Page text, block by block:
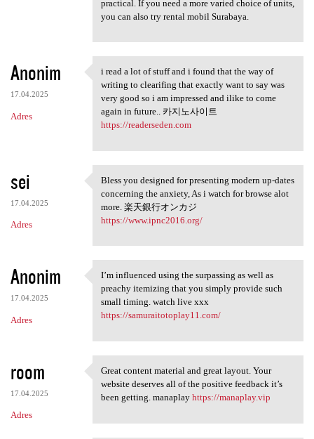
practical. If you need a more varied choice of units,
you can also try rental mobil Surabaya.
Anonim
17.04.2025
Adres
i read a lot of stuff and i
i read a lot of stuff and i found that the way of
writing to clearifing that exactly want to say was
very good so i am impressed and ilike to come
again in future.. 카지노사이트
https://readerseden.com
sei
17.04.2025
Adres
Bless you designed for
Bless you designed for presenting modern up-dates
concerning the anxiety, As i watch for browse alot
more. 楽天銀行オンカジ
https://www.ipnc2016.org/
Anonim
17.04.2025
Adres
I’m influenced using the
I’m influenced using the surpassing as well as
preachy itemizing that you simply provide such
small timing. watch live xxx
https://samuraitotoplay11.com/
room
17.04.2025
Adres
Great content material and
Great content material and great layout. Your
website deserves all of the positive feedback it’s
been getting. manaplay https://manaplay.vip